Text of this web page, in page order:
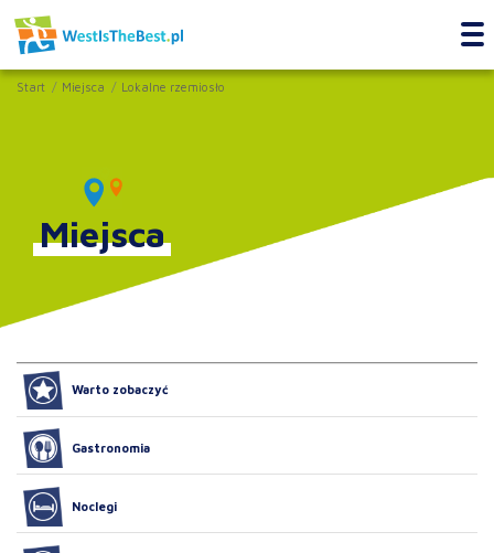
Start Miejsca Lokalne rzemiosło
Miejsca
Warto zobaczyć
Gastronomia
Noclegi